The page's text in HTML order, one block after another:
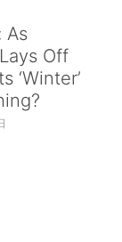
As
Off
‘Winter’